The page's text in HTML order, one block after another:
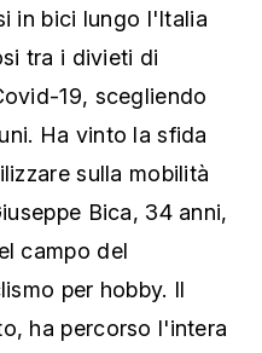
in bici lungo l'Italia
tra i divieti di
19, scegliendo
Ha vinto la sfida
sulla mobilità
Bica, 34 anni,
campo del
per hobby. Il
ha percorso l'intera